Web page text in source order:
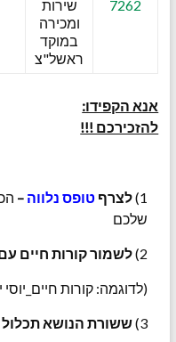
7262
שירות
ומכירה
במוקד
ראשל"צ
אנא הקפידו:
להזכירכם !!!
1) לצרף טופס נלווה –
שלכם
2) לשמור קורות חיים
(לדוגמה: קורות חיים_יוסי
3) ששורת הנושא